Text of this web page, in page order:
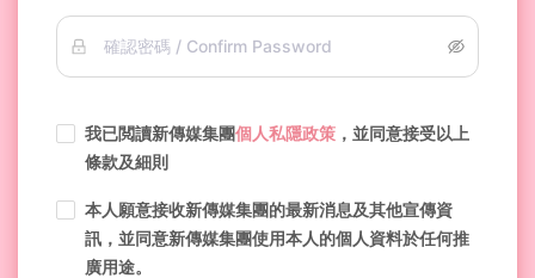
確認密碼 / Confirm Password
我已閲讀新傳媒集團個人私隱政策 ，並同意接受以上
條款及細則
本人願意接收新傳媒集團的最新消息及其他宣傳資
訊，並同意新傳媒集團使用本人的個人資料於任何推
廣用途。